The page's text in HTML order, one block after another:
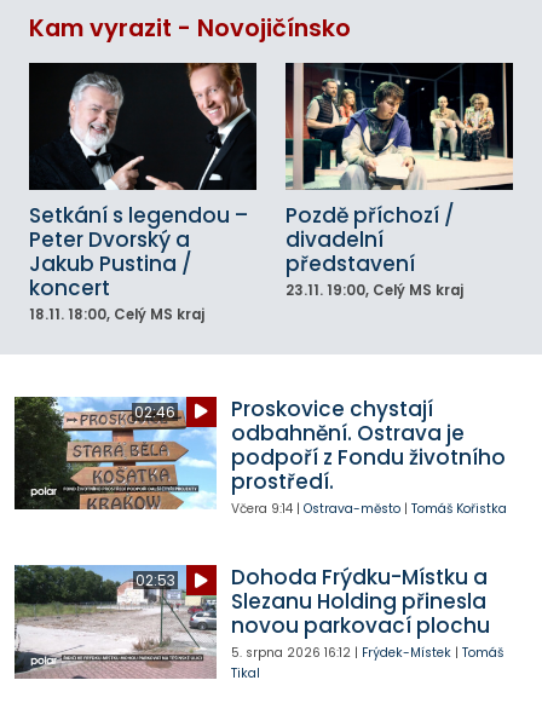
Kam vyrazit - Novojičínsko
Setkání s legendou –
Peter Dvorský a
Jakub Pustina /
koncert
18.11. 18:00, Celý MS kraj
Pozdě příchozí /
divadelní
představení
23.11. 19:00, Celý MS kraj
02:46
Proskovice chystají
odbahnění. Ostrava je
podpoří z Fondu životního
prostředí.
Včera 9:14| Ostrava-město| Tomáš Kořistka
02:53
Dohoda Frýdku-Místku a
Slezanu Holding přinesla
novou parkovací plochu
5. srpna 2026 16:12| Frýdek-Místek| Tomáš
Tikal